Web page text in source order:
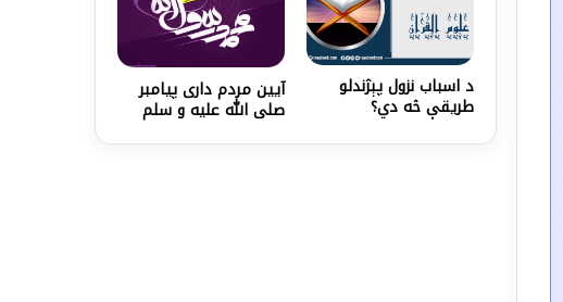
د اسباب نزول پېژندلو
طریقې څه دي؟
آیین مردم داری پیامبر
صلی الله علیه و سلم